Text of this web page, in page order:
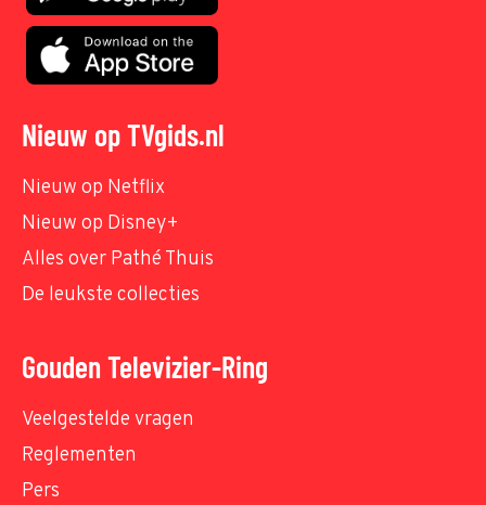
Nieuw op TVgids.nl
Nieuw op Netflix
Nieuw op Disney+
Alles over Pathé Thuis
De leukste collecties
Gouden Televizier-Ring
Veelgestelde vragen
Reglementen
Pers